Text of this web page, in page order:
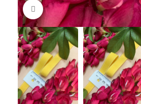
Нажмите, чтобы увеличить